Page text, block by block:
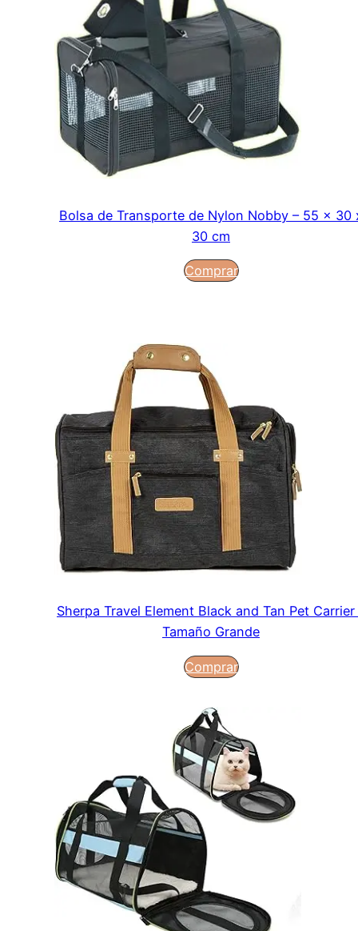
Bolsa de Transporte de Nylon Nobby – 55 x 30
30 cm
Comprar
Sherpa Travel Element Black and Tan Pet Carrier
Tamaño Grande
Comprar